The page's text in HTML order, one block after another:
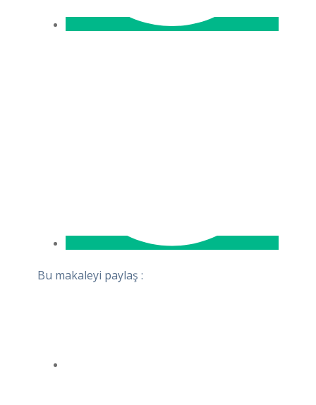
Bu makaleyi paylaş :